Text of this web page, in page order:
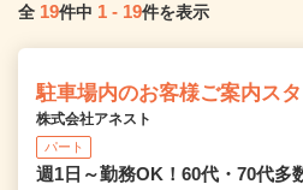
全 19件中 1 - 19件を表示
駐車場内のお客様ご案内ス
株式会社アネスト
パート
週1日～勤務OK！60代・70代多